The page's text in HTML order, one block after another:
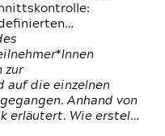
zur
auf die einzelnen
Anhand von
erläutert. Wie erstel…